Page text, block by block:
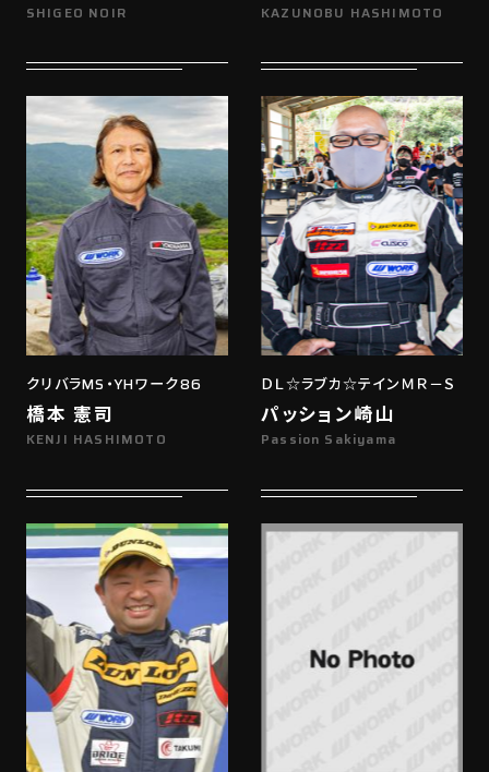
SHIGEO NOIR KAZUNOBU HASHIMOTO
クリバラMS・YHワーク86
橋本 憲司
KENJI HASHIMOTO
ＤＬ☆ラブカ☆テインＭＲ－Ｓ
パッション崎山
Passion Sakiyama